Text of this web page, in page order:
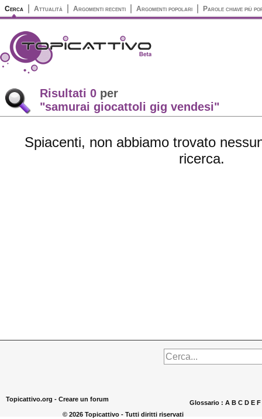
Cerca Attualità Argomenti recenti Argomenti popolari Parole chiave più
Risultati 0 per
"samurai giocattoli gig vendesi"
Spiacenti, non abbiamo trovato
ricerca.
Topicattivo.org - Creare un forum Glossario : A B C D E F
© 2026 Topicattivo - Tutti diritti riservati